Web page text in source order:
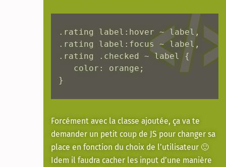
.rating label:hover ~ label,
.rating label:focus ~ label,
.rating .checked ~ label {
}
Forcément avec la classe ajoutée, ça va te
demander un petit coup de JS pour changer sa
place en fonction du choix de l’utilisateur 🙂
Idem il faudra cacher les input d’une manière